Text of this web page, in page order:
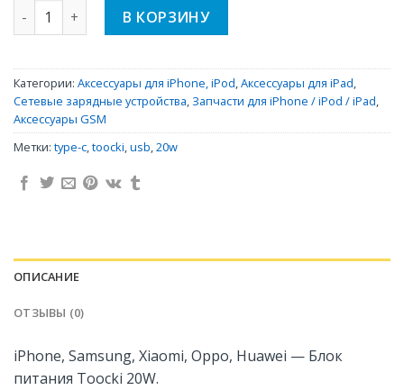
Количество iPhone, Samsung, Xiaomi, Oppo, Huawei —
В КОРЗИНУ
Категории: Аксессуары для iPhone, iPod,Аксессуары для iPad,
Сетевые зарядные устройства, Запчасти для iPhone / iPod / iPad,
Аксессуары GSM
Метки: type-c,toocki,usb,20w
ОПИСАНИЕ
ОТЗЫВЫ (0)
iPhone, Samsung, Xiaomi, Oppo, Huawei — Блок
питания Toocki 20W.